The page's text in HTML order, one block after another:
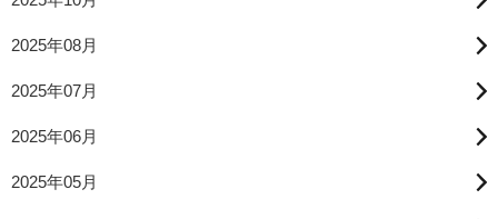
2025年08月
2025年07月
2025年06月
2025年05月